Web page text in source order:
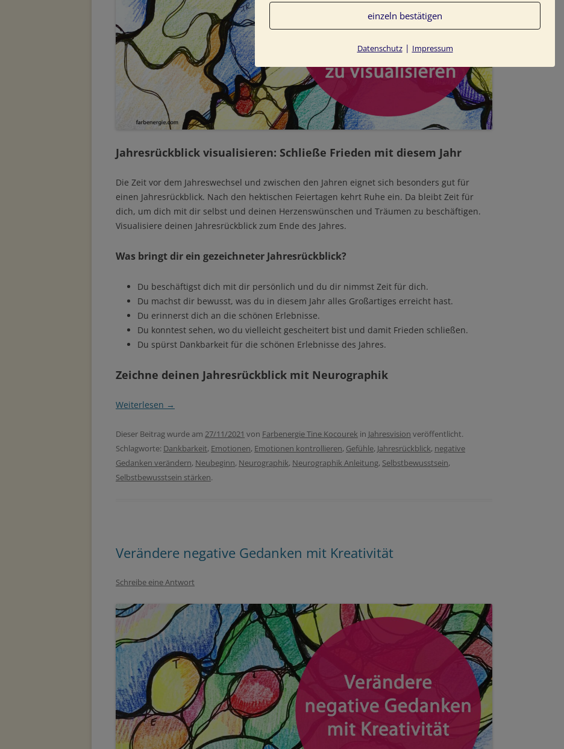
Jahresrückblick visualisieren: Schließe Frieden mit diesem Jahr
Die Zeit vor dem Jahreswechsel und zwischen den Jahren eignet sich besonders gut für
einen Jahresrückblick. Nach den hektischen Feiertagen kehrt Ruhe ein. Da bleibt Zeit für
dich, um dich mit dir selbst und deinen Herzenswünschen und Träumen zu beschäftigen.
Visualisiere deinen Jahresrückblick zum Ende des Jahres.
Was bringt dir ein gezeichneter Jahresrückblick?
Du beschäftigst dich mit dir persönlich und du dir nimmst Zeit für dich.
Du machst dir bewusst, was du in diesem Jahr alles Großartiges erreicht hast.
Du erinnerst dich an die schönen Erlebnisse.
Du konntest sehen, wo du vielleicht gescheitert bist und damit Frieden schließen.
Du spürst Dankbarkeit für die schönen Erlebnisse des Jahres.
Zeichne deinen Jahresrückblick mit Neurographik
Weiterlesen →
Dieser Beitrag wurde am 27/11/2021 von Farbenergie Tine Kocourek in Jahresvision veröffentlicht.
Schlagworte: Dankbarkeit, Emotionen, Emotionen kontrollieren, Gefühle, Jahresrückblick, negative
Gedanken verändern, Neubeginn, Neurographik, Neurographik Anleitung, Selbstbewusstsein,
Selbstbewusstsein stärken.
Verändere negative Gedanken mit Kreativität
Schreibe eine Antwort
einzeln bestätigen
Datenschutz| Impressum